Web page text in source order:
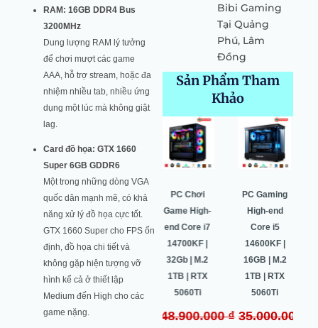
RAM: 16GB DDR4 Bus
3200MHz
Dung lượng RAM lý tưởng
để chơi mượt các game
AAA, hỗ trợ stream, hoặc đa
nhiệm nhiều tab, nhiều ứng
dụng một lúc mà không giật
lag.
Card đồ họa: GTX 1660
Super 6GB GDDR6
Một trong những dòng VGA
quốc dân mạnh mẽ, có khả
năng xử lý đồ họa cực tốt.
GTX 1660 Super cho FPS ổn
định, đồ họa chi tiết và
không gặp hiện tượng vỡ
hình kể cả ở thiết lập
Medium đến High cho các
game nặng.
Bibi Gaming
Tại Quảng
Phú, Lâm
Đồng
Sản Phẩm Tham
Khảo
PC Chơi
Game High-
end Core i7
14700KF |
32GBb | M.2
1TB | RTX
52.530.000₫
52.530.000 ₫.
Giá
49.996.000 ₫.
PC Chơi
Game High-
end Core i7
14700KF |
32Gb | M.2
1TB | RTX
5060Ti
48.900.000
là:
48.900.000 ₫.
tại
là:
45.740.000 ₫.
PC Gaming
High-end
Core i5
14600KF |
16GB | M.2
1TB | RTX
5060Ti
35.000.000₫
Giá
gốc
là:
35.000.000 ₫.
Giá
hiện
tại
là:
32.823.000 ₫.
PC Gaming
High-end
Core i5
14600KF |
16Gb | M.2
1TB | RTX
4060 8Gb
33.150.000
Giá
gốc
là:
33.150.000 ₫.
Giá
hiện
tại
là: